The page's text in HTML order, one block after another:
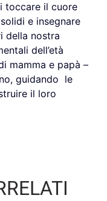
toccare il cuore
e insegnare
della nostra
dell’età
mamma e papà –
guidando le
il loro